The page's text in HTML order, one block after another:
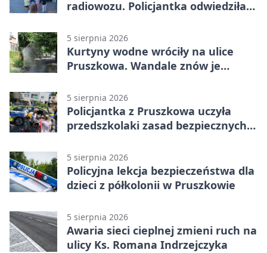
radiowozu. Policjantka odwiedziła
5 sierpnia 2026
Kurtyny wodne wróciły na ulice
Pruszkowa. Wandale znów je
5 sierpnia 2026
Policjantka z Pruszkowa uczyła
przedszkolaki zasad bezpiecznych
5 sierpnia 2026
Policyjna lekcja bezpieczeństwa dla
dzieci z półkolonii w Pruszkowie
5 sierpnia 2026
Awaria sieci cieplnej zmieni ruch na
ulicy Ks. Romana Indrzejczyka